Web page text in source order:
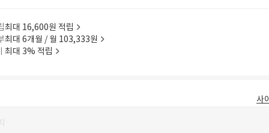
최대 16,600원 적립
최대 6개월 / 월 103,333원
최대 3% 적립
사